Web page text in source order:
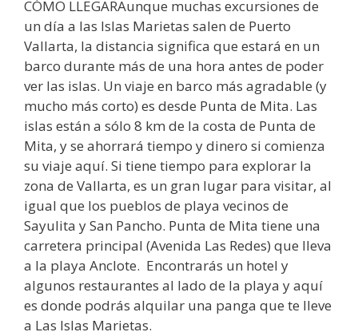
CÓMO LLEGARAunque muchas excursiones de
un día a las Islas Marietas salen de Puerto
Vallarta, la distancia significa que estará en un
barco durante más de una hora antes de poder
ver las islas. Un viaje en barco más agradable (y
mucho más corto) es desde Punta de Mita. Las
islas están a sólo 8 km de la costa de Punta de
Mita, y se ahorrará tiempo y dinero si comienza
su viaje aquí. Si tiene tiempo para explorar la
zona de Vallarta, es un gran lugar para visitar, al
igual que los pueblos de playa vecinos de
Sayulita y San Pancho. Punta de Mita tiene una
carretera principal (Avenida Las Redes) que lleva
a la playa Anclote. Encontrarás un hotel y
algunos restaurantes al lado de la playa y aquí
es donde podrás alquilar una panga que te lleve
a Las Islas Marietas.